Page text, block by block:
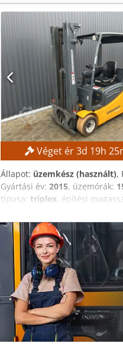
Tápfeszültség: 3 fázisú AC
áram: 15 A Dsdpfozmwafjx
FELSZERELTSÉG Yaskawa
Véget ér3d 19h 25
Állapot: üzemkész (használt),
Gyártási év: 2015, üzemórák:
típusa: triplex , építési
ajánlatra! MŰSZAKI ADATOK
mm GÉP ADATOK Dcjdpfx
Ah Akkugyártási év: 2015
FELSZERELTSÉG Triplex
Külső referencia: SL9789SP